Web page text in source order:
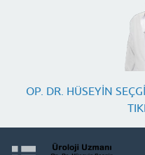
OP. DR. HÜSEYİN